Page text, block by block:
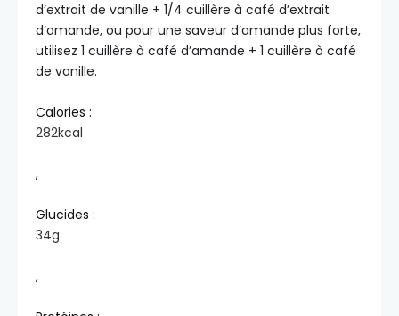
d’extrait de vanille + 1/4 cuillère à café d’extrait
d’amande, ou pour une saveur d’amande plus forte,
utilisez 1 cuillère à café d’amande + 1 cuillère à café
de vanille.
Calories :
282kcal
,
Glucides :
34g
,